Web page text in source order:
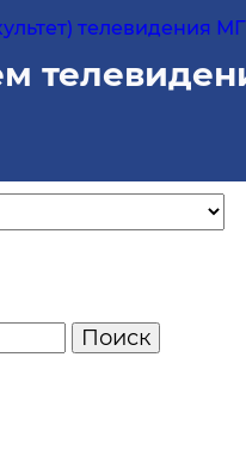
телевидения